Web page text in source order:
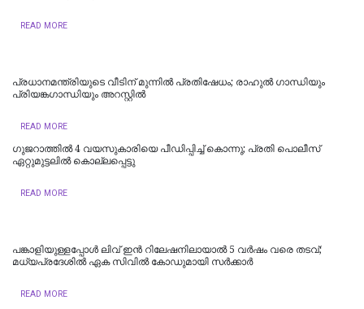
READ MORE
പ്രധാനമന്ത്രിയുടെ വീടിന് മുന്നിൽ പ്രതിഷേധം; രാഹുൽ ​ഗാന്ധിയും
പ്രിയങ്ക​ഗാന്ധിയും അറസ്റ്റിൽ
READ MORE
ഗുജറാത്തിൽ 4 വയസുകാരിയെ പീഡിപ്പിച്ച് കൊന്നു; പ്രതി പൊലീസ്
ഏറ്റുമുട്ടലിൽ കൊല്ലപ്പെട്ടു
READ MORE
പങ്കാളിയുള്ളപ്പോള്‍ ലിവ്‌ ഇൻ റിലേഷനിലായാൽ 5 വർഷം വരെ തടവ്;
മധ്യപ്രദേശിൽ ഏക സിവിൽ കോഡുമായി സർക്കാർ
READ MORE